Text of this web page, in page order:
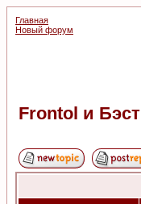
Главная
Новый форум
Frontol и Бэст